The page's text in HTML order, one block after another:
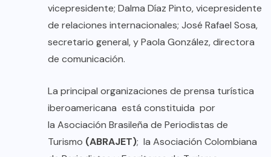
vicepresidente; Dalma Díaz Pinto, vicepresidente
de relaciones internacionales; José Rafael Sosa,
secretario general, y Paola González, directora
de comunicación.
La principal organizaciones de prensa turística
iberoamericana está constituida por
la Asociación Brasileña de Periodistas de
Turismo (ABRAJET); la Asociación Colombiana